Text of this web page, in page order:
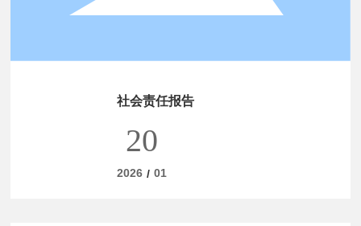
社会责任报告
20
2026 / 01